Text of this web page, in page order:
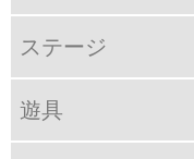
ステージ
遊具